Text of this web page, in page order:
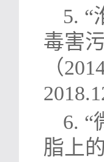
5. “
毒害
（
6. “
脂上